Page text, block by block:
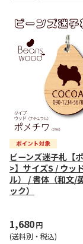
ビーンズ迷子札【
>】サイズS / ウッ
ル） / 書体（和文/
ック）
1,680円
(送料別・税込)